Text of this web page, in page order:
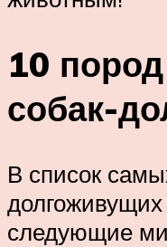
10
собак-
В список
следующие